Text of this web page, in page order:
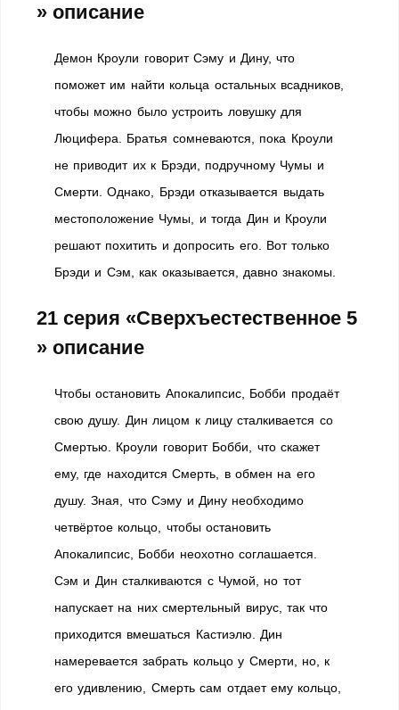
» описание
Демон Кроули говорит Сэму и Дину, что
поможет им найти кольца остальных всадников,
чтобы можно было устроить ловушку для
Люцифера. Братья сомневаются, пока Кроули
не приводит их к Брэди, подручному Чумы и
Смерти. Однако, Брэди отказывается выдать
местоположение Чумы, и тогда Дин и Кроули
решают похитить и допросить его. Вот только
Брэди и Сэм, как оказывается, давно знакомы.
21 серия «Сверхъестественное 5
» описание
Чтобы остановить Апокалипсис, Бобби продаёт
свою душу. Дин лицом к лицу сталкивается со
Смертью. Кроули говорит Бобби, что скажет
ему, где находится Смерть, в обмен на его
душу. Зная, что Сэму и Дину необходимо
четвёртое кольцо, чтобы остановить
Апокалипсис, Бобби неохотно соглашается.
Сэм и Дин сталкиваются с Чумой, но тот
напускает на них смертельный вирус, так что
приходится вмешаться Кастиэлю. Дин
намеревается забрать кольцо у Смерти, но, к
его удивлению, Смерть сам отдает ему кольцо,